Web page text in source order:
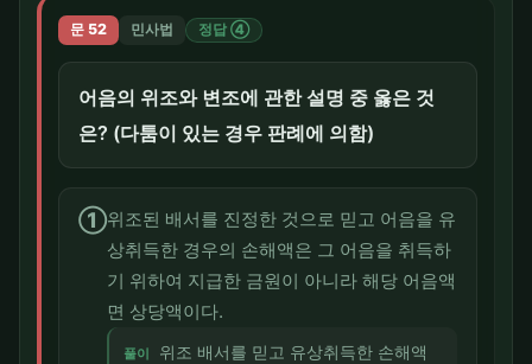
문 52 민사법 정답 ④
어음의 위조와 변조에 관한 설명 중 옳은 것
은? (다툼이 있는 경우 판례에 의함)
①위조된 배서를 진정한 것으로 믿고 어음을 유
상취득한 경우의 손해액은 그 어음을 취득하
기 위하여 지급한 금원이 아니라 해당 어음액
면 상당액이다.
풀이 위조 배서를 믿고 유상취득한 손해액